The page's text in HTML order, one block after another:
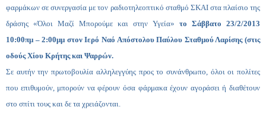
φαρμάκων σε συνεργασία με τον ραδιοτηλεοπτικό σταθμό ΣΚΑΙ στα πλαίσιο της
δράσης «Όλοι Μαζί Μπορούμε και στην Υγεία» το Σάββατο 23/2/2013
10:00πμ – 2:00μμ στον Ιερό Ναό Απόστολου Παύλου Σταθμού Λαρίσης (στις
οδούς Χίου Κρήτης και Ψαρρών.
Σε αυτήν την πρωτοβουλία αλληλεγγύης προς το συνάνθρωπο, όλοι οι πολίτες
που επιθυμούν, μπορούν να φέρουν όσα φάρμακα έχουν αγοράσει ή διαθέτουν
στο σπίτι τους και δε τα χρειάζονται.